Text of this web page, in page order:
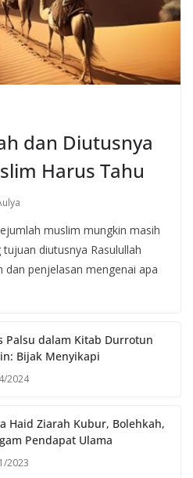
dan Diutusnya
Harus Tahu
muslim mungkin masih
diutusnya Rasulullah
dan penjelasan mengenai apa
Palsu dalam Kitab Durrotun
Bijak Menyikapi
2024
Haid Ziarah Kubur, Bolehkah,
Pendapat Ulama
2023